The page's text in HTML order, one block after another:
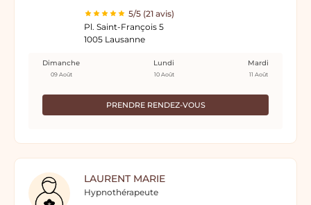
5/5 (21 avis)
Pl. Saint-François 5
1005 Lausanne
PRENDRE RENDEZ-VOUS
Dimanche
09 Août
Lundi
10 Août
Mardi
11 Août
LAURENT MARIE
Hypnothérapeute